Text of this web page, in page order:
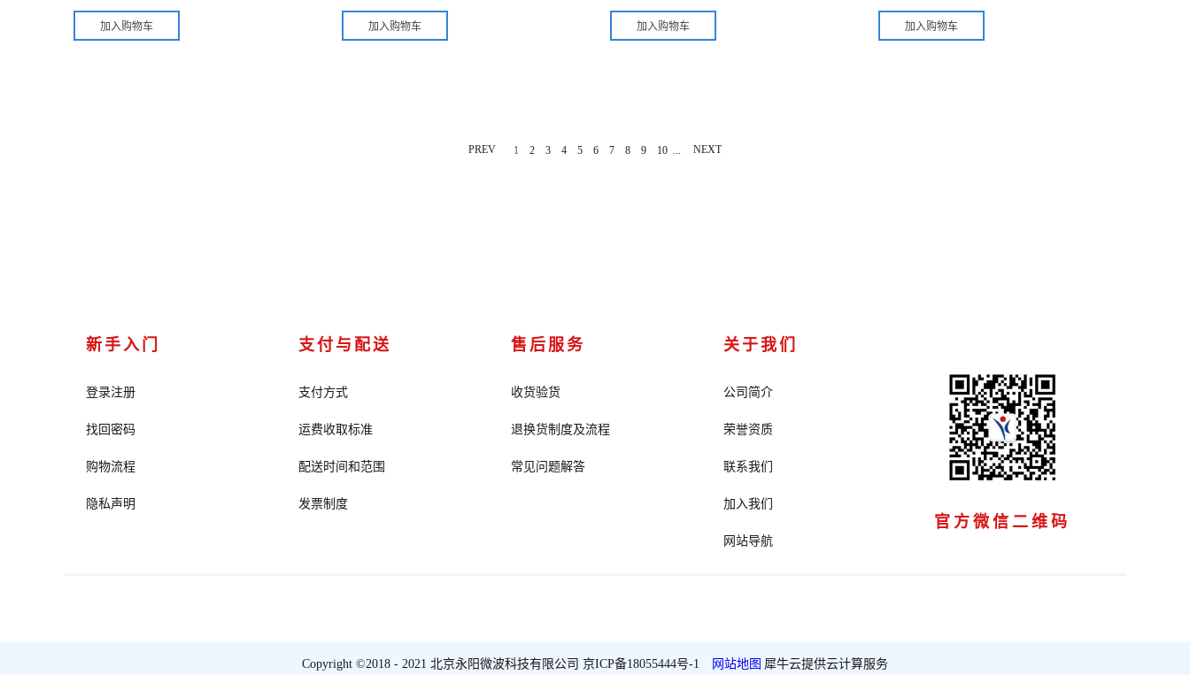
PREV 1 2 3 4 5 6 7 8 9 10 NEXT
新手入门
登录注册
找回密码
购物流程
隐私声明
支付与配送
支付方式
运费收取标准
配送时间和范围
发票制度
售后服务
收货验货
退换货制度及流程
常见问题解答
关于我们
公司简介
荣誉资质
联系我们
加入我们
网站导航
官方微信二维码
Copyright ©2018 - 2021 北京永阳微波科技有限公司 京ICP备18055444号-1 网站地图 犀牛云提供云计算服务